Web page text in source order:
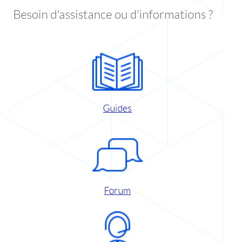
Besoin d'assistance ou d'informations ?
Guides
Forum